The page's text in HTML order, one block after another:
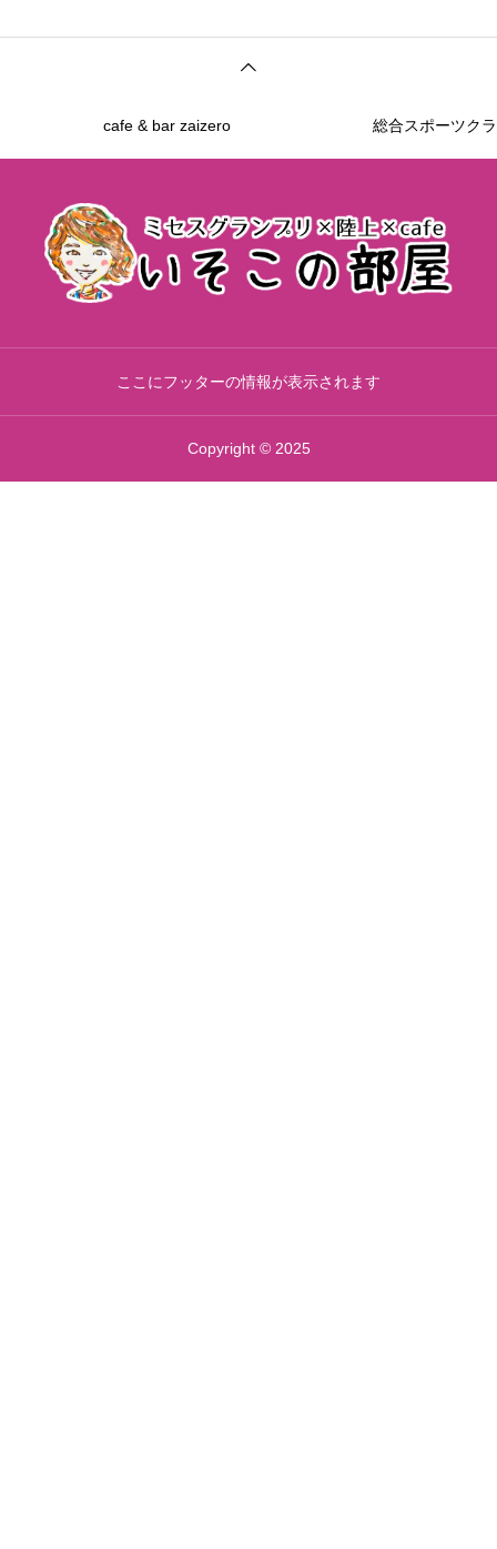
cafe & bar zaizero 総合スポーツク
ここにフッターの情報が表示されます
Copyright © 2025